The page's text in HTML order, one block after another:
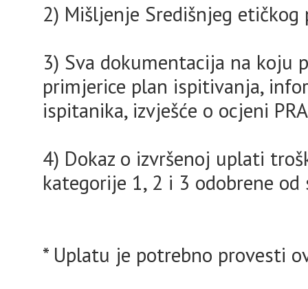
2) Mišljenje Središnjeg etičkog
3) Sva dokumentacija na koju
primjerice plan ispitivanja,
ispitanika, izvješće o ocjeni
4) Dokaz o izvršenoj uplati
kategorije 1, 2 i 3 odobrene od
* Uplatu je potrebno provesti